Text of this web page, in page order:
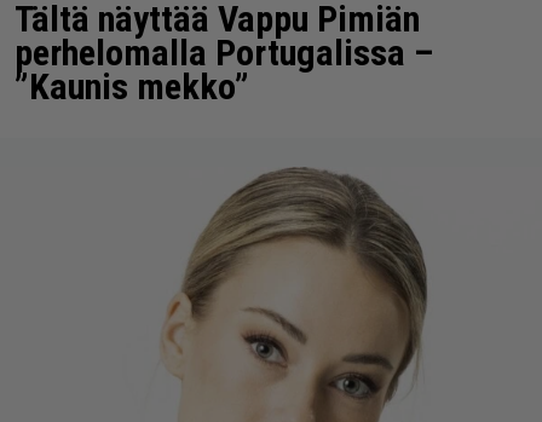
Tältä näyttää Vappu Pimiän
perhelomalla Portugalissa –
”Kaunis mekko”